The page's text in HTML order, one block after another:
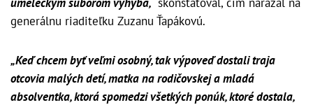
generálnu riaditeľku Zuzanu Ťapákovú.
„Keď chcem byť veľmi osobný, tak výpoveď dostali traja
otcovia malých detí, matka na rodičovskej a mladá
absolventka, ktorá spomedzi všetkých ponúk, ktoré dostala,